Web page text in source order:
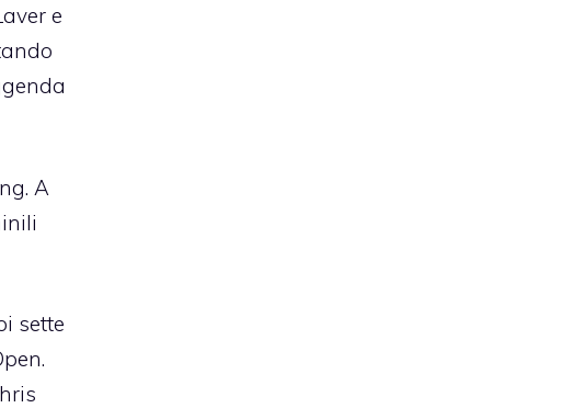
e
A
sette